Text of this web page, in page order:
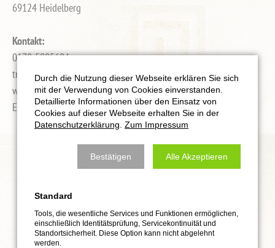
69124 Heidelberg
Kontakt:
0178-5085694
training@solid-defense.de
www.solid-defense.de
Eva Rostock Krav Maga Full Instructor
Durch die Nutzung dieser Webseite erklären Sie sich
mit der Verwendung von Cookies einverstanden.
Detaillierte Informationen über den Einsatz von
Cookies auf dieser Webseite erhalten Sie in der
Datenschutzerklärung Zum Impressum
Bestätigen Alle Akzeptieren
Standard
Tools, die wesentliche Services und Funktionen ermöglichen,
einschließlich Identitätsprüfung, Servicekontinuität und
Standortsicherheit. Diese Option kann nicht abgelehnt
werden.